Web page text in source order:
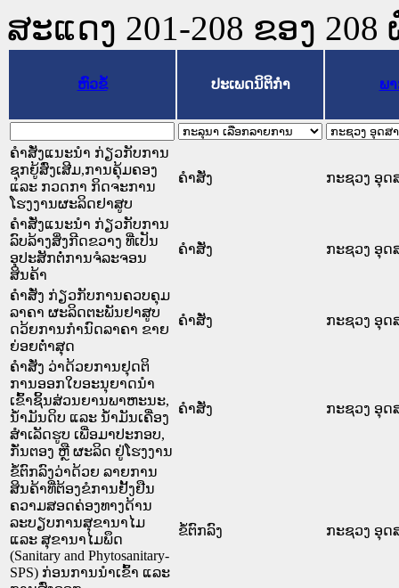
ສະແດງ 201-208 ຂອງ
ຫົວຂໍ້ ປະເພດນິຕິກຳ ພ
ຄຳສັ່ງແນະນຳ ກ່ຽວກັບການ
ຊຸກຍູ້ສົ່ງເສີມ,ການຄຸ້ມຄອງ
ແລະ ກວດກາ ກິດຈະການ
ໂຮງງານຜະລິດຢາສູບ
ຄໍາສັ່ງ ກະຊວງ ອຸດ
ຄຳສັ່ງແນະນຳ ກ່ຽວກັບການ
ລົບລ້າງສິ່ງກີດຂວາງ ທີ່ເປັນ
ອຸປະສັກຕໍ່ການຈໍລະຈອນ
ສິນຄ້າ
ຄໍາສັ່ງ ກະຊວງ ອຸດ
ຄຳສັ່ງ ກ່ຽວກັບການຄວບຄຸມ
ລາຄາ ຜະລິດຕະພັນຢາສູບ
ດວ້ຍການກຳນົດລາຄາ ຂາຍ
ຍ່ອຍຕ່ຳສຸດ
ຄໍາສັ່ງ ກະຊວງ ອຸດ
ຄຳສັ່ງ ວ່າດ້ວຍການຢຸດຕິ
ການອອກໃບອະນຸຍາດນຳ
ເຂົ້າຊິ້ນສ່ວນຍານພາຫະນະ,
ນ້ຳມັນດິບ ແລະ ນ້ຳມັນເຄື່ອງ
ສຳເລັດຮູບ ເພື່ອມາປະກອບ,
ກັ່ນຕອງ ຫຼື ຜະລິດ ຢູ່ໂຮງງານ
ຄໍາສັ່ງ ກະຊວງ ອຸດ
ຂໍ້ຕົກລົງວ່າດ້ວຍ ລາຍການ
ສິນຄ້າທີ່ຕ້ອງຂໍການຢັ້ງຢືນ
ຄວາມສອດຄ່ອງທາງດ້ານ
ລະບຽບການສຸຂານາໄມ
ແລະ ສຸຂານາໄມພຶດ
(Sanitary and Phytosanitary-
SPS) ກ່ອນການນຳເຂົ້າ ແລະ
ຂໍ້ຕົກລົງ ກະຊວງ ອຸດ